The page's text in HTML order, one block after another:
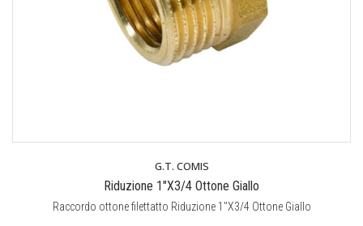
G.T. COMIS
Riduzione 1"X3/4 Ottone Giallo
Raccordo ottone filettatto Riduzione 1"X3/4 Ottone Giallo